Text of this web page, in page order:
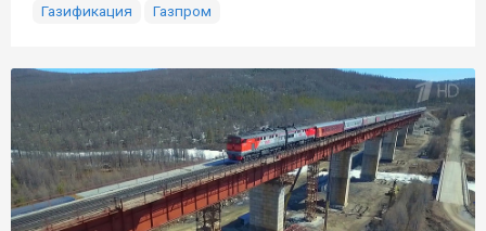
Газификация
Газпром